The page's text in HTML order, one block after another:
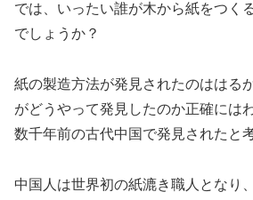
では、いったい誰が木から紙をつく
でしょうか？
紙の製造方法が発見されたのははる
がどうやって発見したのか正確には
数千年前の古代中国で発見されたと
中国人は世界初の紙漉き職人となり